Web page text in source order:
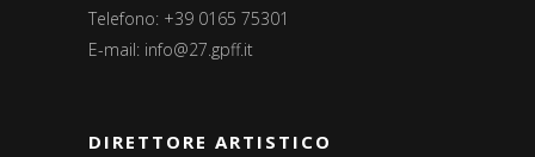
Telefono: +39 0165 75301
E-mail: info@27.gpff.it
DIRETTORE ARTISTICO